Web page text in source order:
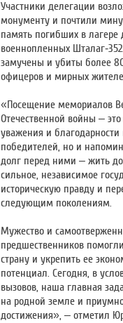
Участники делегации
монументу и почтили
память погибших в лагере
военнопленных
замучены и убиты более
офицеров и мирных
«Посещение мемориалов
Отечественной войны –
уважения и
победителей, но и
долг перед ними – жить
сильное, независимое
историческую правду и
следующим поколениям.
Мужество и
предшественников
страну и укрепить ее
потенциал. Сегодня, в
вызовов, наша главная
на родной земле и
достижения», – отметил